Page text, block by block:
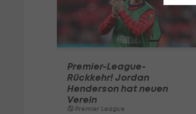
Premier-League-
Rückkehr! Jordan
Henderson hat neuen
Verein
Premier League